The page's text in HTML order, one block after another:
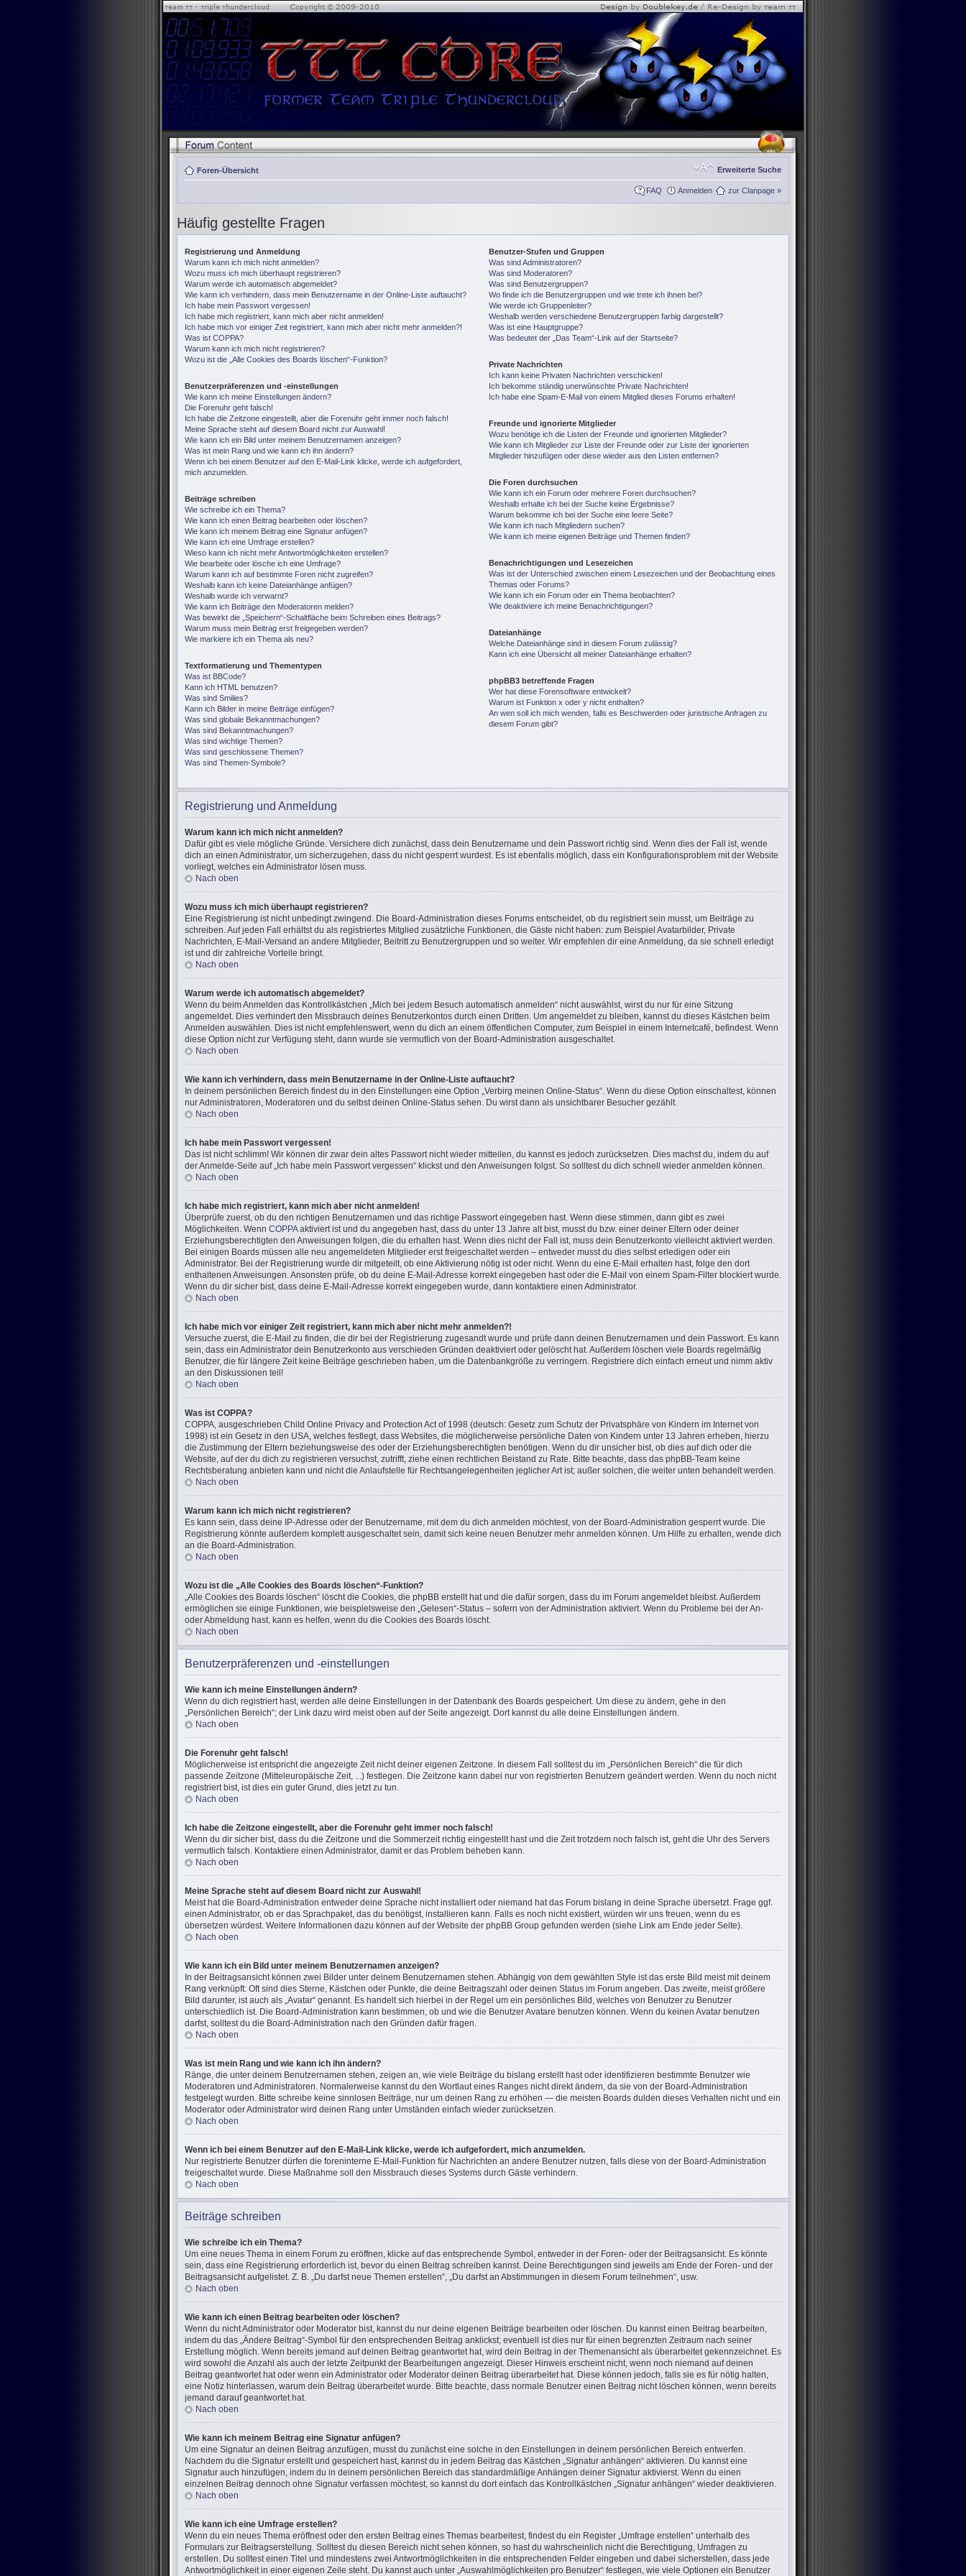
Foren-Übersicht Erweiterte Suche
FAQ Anmelden zur Clanpage »
Häufig gestellte Fragen
Registrierung und Anmeldung
Warum kann ich mich nicht anmelden?
Wozu muss ich mich überhaupt registrieren?
Warum werde ich automatisch abgemeldet?
Wie kann ich verhindern, dass mein Benutzername in der Online-Liste auftaucht?
Ich habe mein Passwort vergessen!
Ich habe mich registriert, kann mich aber nicht anmelden!
Ich habe mich vor einiger Zeit registriert, kann mich aber nicht mehr anmelden?!
Was ist COPPA?
Warum kann ich mich nicht registrieren?
Wozu ist die „Alle Cookies des Boards löschen“-Funktion?
Benutzerpräferenzen und -einstellungen
Wie kann ich meine Einstellungen ändern?
Die Forenuhr geht falsch!
Ich habe die Zeitzone eingestellt, aber die Forenuhr geht immer noch falsch!
Meine Sprache steht auf diesem Board nicht zur Auswahl!
Wie kann ich ein Bild unter meinem Benutzernamen anzeigen?
Was ist mein Rang und wie kann ich ihn ändern?
Wenn ich bei einem Benutzer auf den E-Mail-Link klicke, werde ich aufgefordert,
mich anzumelden.
Beiträge schreiben
Wie schreibe ich ein Thema?
Wie kann ich einen Beitrag bearbeiten oder löschen?
Wie kann ich meinem Beitrag eine Signatur anfügen?
Wie kann ich eine Umfrage erstellen?
Wieso kann ich nicht mehr Antwortmöglichkeiten erstellen?
Wie bearbeite oder lösche ich eine Umfrage?
Warum kann ich auf bestimmte Foren nicht zugreifen?
Weshalb kann ich keine Dateianhänge anfügen?
Weshalb wurde ich verwarnt?
Wie kann ich Beiträge den Moderatoren melden?
Was bewirkt die „Speichern“-Schaltfläche beim Schreiben eines Beitrags?
Warum muss mein Beitrag erst freigegeben werden?
Wie markiere ich ein Thema als neu?
Textformatierung und Thementypen
Was ist BBCode?
Kann ich HTML benutzen?
Was sind Smilies?
Kann ich Bilder in meine Beiträge einfügen?
Was sind globale Bekanntmachungen?
Was sind Bekanntmachungen?
Was sind wichtige Themen?
Was sind geschlossene Themen?
Was sind Themen-Symbole?
Benutzer-Stufen und Gruppen
Was sind Administratoren?
Was sind Moderatoren?
Was sind Benutzergruppen?
Wo finde ich die Benutzergruppen und wie trete ich ihnen bei?
Wie werde ich Gruppenleiter?
Weshalb werden verschiedene Benutzergruppen farbig dargestellt?
Was ist eine Hauptgruppe?
Was bedeutet der „Das Team“-Link auf der Startseite?
Private Nachrichten
Ich kann keine Privaten Nachrichten verschicken!
Ich bekomme ständig unerwünschte Private Nachrichten!
Ich habe eine Spam-E-Mail von einem Mitglied dieses Forums erhalten!
Freunde und ignorierte Mitglieder
Wozu benötige ich die Listen der Freunde und ignorierten Mitglieder?
Wie kann ich Mitglieder zur Liste der Freunde oder zur Liste der ignorierten
Mitglieder hinzufügen oder diese wieder aus den Listen entfernen?
Die Foren durchsuchen
Wie kann ich ein Forum oder mehrere Foren durchsuchen?
Weshalb erhalte ich bei der Suche keine Ergebnisse?
Warum bekomme ich bei der Suche eine leere Seite?
Wie kann ich nach Mitgliedern suchen?
Wie kann ich meine eigenen Beiträge und Themen finden?
Benachrichtigungen und Lesezeichen
Was ist der Unterschied zwischen einem Lesezeichen und der Beobachtung eines
Themas oder Forums?
Wie kann ich ein Forum oder ein Thema beobachten?
Wie deaktiviere ich meine Benachrichtigungen?
Dateianhänge
Welche Dateianhänge sind in diesem Forum zulässig?
Kann ich eine Übersicht all meiner Dateianhänge erhalten?
phpBB3 betreffende Fragen
Wer hat diese Forensoftware entwickelt?
Warum ist Funktion x oder y nicht enthalten?
An wen soll ich mich wenden, falls es Beschwerden oder juristische Anfragen zu
diesem Forum gibt?
Registrierung und Anmeldung
Warum kann ich mich nicht anmelden?
Dafür gibt es viele mögliche Gründe. Versichere dich zunächst, dass dein Benutzername und dein Passwort richtig sind. Wenn dies der Fall ist, wende
dich an einen Administrator, um sicherzugehen, dass du nicht gesperrt wurdest. Es ist ebenfalls möglich, dass ein Konfigurationsproblem mit der Website
vorliegt, welches ein Administrator lösen muss.
Nach oben
Wozu muss ich mich überhaupt registrieren?
Eine Registrierung ist nicht unbedingt zwingend. Die Board-Administration dieses Forums entscheidet, ob du registriert sein musst, um Beiträge zu
schreiben. Auf jeden Fall erhältst du als registriertes Mitglied zusätzliche Funktionen, die Gäste nicht haben: zum Beispiel Avatarbilder, Private
Nachrichten, E-Mail-Versand an andere Mitglieder, Beitritt zu Benutzergruppen und so weiter. Wir empfehlen dir eine Anmeldung, da sie schnell erledigt
ist und dir zahlreiche Vorteile bringt.
Nach oben
Warum werde ich automatisch abgemeldet?
Wenn du beim Anmelden das Kontrollkästchen „Mich bei jedem Besuch automatisch anmelden“ nicht auswählst, wirst du nur für eine Sitzung
angemeldet. Dies verhindert den Missbrauch deines Benutzerkontos durch einen Dritten. Um angemeldet zu bleiben, kannst du dieses Kästchen beim
Anmelden auswählen. Dies ist nicht empfehlenswert, wenn du dich an einem öffentlichen Computer, zum Beispiel in einem Internetcafé, befindest. Wenn
diese Option nicht zur Verfügung steht, dann wurde sie vermutlich von der Board-Administration ausgeschaltet.
Nach oben
Wie kann ich verhindern, dass mein Benutzername in der Online-Liste auftaucht?
In deinem persönlichen Bereich findest du in den Einstellungen eine Option „Verbirg meinen Online-Status“. Wenn du diese Option einschaltest, können
nur Administratoren, Moderatoren und du selbst deinen Online-Status sehen. Du wirst dann als unsichtbarer Besucher gezählt.
Nach oben
Ich habe mein Passwort vergessen!
Das ist nicht schlimm! Wir können dir zwar dein altes Passwort nicht wieder mitteilen, du kannst es jedoch zurücksetzen. Dies machst du, indem du auf
der Anmelde-Seite auf „Ich habe mein Passwort vergessen“ klickst und den Anweisungen folgst. So solltest du dich schnell wieder anmelden können.
Nach oben
Ich habe mich registriert, kann mich aber nicht anmelden!
Überprüfe zuerst, ob du den richtigen Benutzernamen und das richtige Passwort eingegeben hast. Wenn diese stimmen, dann gibt es zwei
Möglichkeiten. Wenn COPPAaktiviert ist und du angegeben hast, dass du unter 13 Jahre alt bist, musst du bzw. einer deiner Eltern oder deiner
Erziehungsberechtigten den Anweisungen folgen, die du erhalten hast. Wenn dies nicht der Fall ist, muss dein Benutzerkonto vielleicht aktiviert werden.
Bei einigen Boards müssen alle neu angemeldeten Mitglieder erst freigeschaltet werden – entweder musst du dies selbst erledigen oder ein
Administrator. Bei der Registrierung wurde dir mitgeteilt, ob eine Aktivierung nötig ist oder nicht. Wenn du eine E-Mail erhalten hast, folge den dort
enthaltenen Anweisungen. Ansonsten prüfe, ob du deine E-Mail-Adresse korrekt eingegeben hast oder die E-Mail von einem Spam-Filter blockiert wurde.
Wenn du dir sicher bist, dass deine E-Mail-Adresse korrekt eingegeben wurde, dann kontaktiere einen Administrator.
Nach oben
Ich habe mich vor einiger Zeit registriert, kann mich aber nicht mehr anmelden?!
Versuche zuerst, die E-Mail zu finden, die dir bei der Registrierung zugesandt wurde und prüfe dann deinen Benutzernamen und dein Passwort. Es kann
sein, dass ein Administrator dein Benutzerkonto aus verschieden Gründen deaktiviert oder gelöscht hat. Außerdem löschen viele Boards regelmäßig
Benutzer, die für längere Zeit keine Beiträge geschrieben haben, um die Datenbankgröße zu verringern. Registriere dich einfach erneut und nimm aktiv
an den Diskussionen teil!
Nach oben
Was ist COPPA?
COPPA, ausgeschrieben Child Online Privacy and Protection Act of 1998 (deutsch: Gesetz zum Schutz der Privatsphäre von Kindern im Internet von
1998) ist ein Gesetz in den USA, welches festlegt, dass Websites, die möglicherweise persönliche Daten von Kindern unter 13 Jahren erheben, hierzu
die Zustimmung der Eltern beziehungsweise des oder der Erziehungsberechtigten benötigen. Wenn du dir unsicher bist, ob dies auf dich oder die
Website, auf der du dich zu registrieren versuchst, zutrifft, ziehe einen rechtlichen Beistand zu Rate. Bitte beachte, dass das phpBB-Team keine
Rechtsberatung anbieten kann und nicht die Anlaufstelle für Rechtsangelegenheiten jeglicher Art ist; außer solchen, die weiter unten behandelt werden.
Nach oben
Warum kann ich mich nicht registrieren?
Es kann sein, dass deine IP-Adresse oder der Benutzername, mit dem du dich anmelden möchtest, von der Board-Administration gesperrt wurde. Die
Registrierung könnte außerdem komplett ausgeschaltet sein, damit sich keine neuen Benutzer mehr anmelden können. Um Hilfe zu erhalten, wende dich
an die Board-Administration.
Nach oben
Wozu ist die „Alle Cookies des Boards löschen“-Funktion?
„Alle Cookies des Boards löschen“ löscht die Cookies, die phpBB erstellt hat und die dafür sorgen, dass du im Forum angemeldet bleibst. Außerdem
ermöglichen sie einige Funktionen, wie beispielsweise den „Gelesen“-Status – sofern von der Administration aktiviert. Wenn du Probleme bei der An-
oder Abmeldung hast, kann es helfen, wenn du die Cookies des Boards löscht.
Nach oben
Benutzerpräferenzen und -einstellungen
Wie kann ich meine Einstellungen ändern?
Wenn du dich registriert hast, werden alle deine Einstellungen in der Datenbank des Boards gespeichert. Um diese zu ändern, gehe in den
„Persönlichen Bereich“; der Link dazu wird meist oben auf der Seite angezeigt. Dort kannst du alle deine Einstellungen ändern.
Nach oben
Die Forenuhr geht falsch!
Möglicherweise ist entspricht die angezeigte Zeit nicht deiner eigenen Zeitzone. In diesem Fall solltest du im „Persönlichen Bereich“ die für dich
passende Zeitzone (Mitteleuropäische Zeit, ...) festlegen. Die Zeitzone kann dabei nur von registrierten Benutzern geändert werden. Wenn du noch nicht
registriert bist, ist dies ein guter Grund, dies jetzt zu tun.
Nach oben
Ich habe die Zeitzone eingestellt, aber die Forenuhr geht immer noch falsch!
Wenn du dir sicher bist, dass du die Zeitzone und die Sommerzeit richtig eingestellt hast und die Zeit trotzdem noch falsch ist, geht die Uhr des Servers
vermutlich falsch. Kontaktiere einen Administrator, damit er das Problem beheben kann.
Nach oben
Meine Sprache steht auf diesem Board nicht zur Auswahl!
Meist hat die Board-Administration entweder deine Sprache nicht installiert oder niemand hat das Forum bislang in deine Sprache übersetzt. Frage ggf.
einen Administrator, ob er das Sprachpaket, das du benötigst, installieren kann. Falls es noch nicht existiert, würden wir uns freuen, wenn du es
übersetzen würdest. Weitere Informationen dazu können auf der Website der phpBB Group gefunden werden (siehe Link am Ende jeder Seite).
Nach oben
Wie kann ich ein Bild unter meinem Benutzernamen anzeigen?
In der Beitragsansicht können zwei Bilder unter deinem Benutzernamen stehen. Abhängig von dem gewählten Style ist das erste Bild meist mit deinem
Rang verknüpft: Oft sind dies Sterne, Kästchen oder Punkte, die deine Beitragszahl oder deinen Status im Forum angeben. Das zweite, meist größere
Bild darunter, ist auch als „Avatar“ genannt. Es handelt sich hierbei in der Regel um ein persönliches Bild, welches von Benutzer zu Benutzer
unterschiedlich ist. Die Board-Administration kann bestimmen, ob und wie die Benutzer Avatare benutzen können. Wenn du keinen Avatar benutzen
darfst, solltest du die Board-Administration nach den Gründen dafür fragen.
Nach oben
Was ist mein Rang und wie kann ich ihn ändern?
Ränge, die unter deinem Benutzernamen stehen, zeigen an, wie viele Beiträge du bislang erstellt hast oder identifizieren bestimmte Benutzer wie
Moderatoren und Administratoren. Normalerweise kannst du den Wortlaut eines Ranges nicht direkt ändern, da sie von der Board-Administration
festgelegt wurden. Bitte schreibe keine sinnlosen Beiträge, nur um deinen Rang zu erhöhen — die meisten Boards dulden dieses Verhalten nicht und ein
Moderator oder Administrator wird deinen Rang unter Umständen einfach wieder zurücksetzen.
Nach oben
Wenn ich bei einem Benutzer auf den E-Mail-Link klicke, werde ich aufgefordert, mich anzumelden.
Nur registrierte Benutzer dürfen die foreninterne E-Mail-Funktion für Nachrichten an andere Benutzer nutzen, falls diese von der Board-Administration
freigeschaltet wurde. Diese Maßnahme soll den Missbrauch dieses Systems durch Gäste verhindern.
Nach oben
Beiträge schreiben
Wie schreibe ich ein Thema?
Um eine neues Thema in einem Forum zu eröffnen, klicke auf das entsprechende Symbol, entweder in der Foren- oder der Beitragsansicht. Es könnte
sein, dass eine Registrierung erforderlich ist, bevor du einen Beitrag schreiben kannst. Deine Berechtigungen sind jeweils am Ende der Foren- und der
Beitragsansicht aufgelistet. Z. B. „Du darfst neue Themen erstellen“, „Du darfst an Abstimmungen in diesem Forum teilnehmen“, usw.
Nach oben
Wie kann ich einen Beitrag bearbeiten oder löschen?
Wenn du nicht Administrator oder Moderator bist, kannst du nur deine eigenen Beiträge bearbeiten oder löschen. Du kannst einen Beitrag bearbeiten,
indem du das „Ändere Beitrag“-Symbol für den entsprechenden Beitrag anklickst; eventuell ist dies nur für einen begrenzten Zeitraum nach seiner
Erstellung möglich. Wenn bereits jemand auf deinen Beitrag geantwortet hat, wird dein Beitrag in der Themenansicht als überarbeitet gekennzeichnet. Es
wird sowohl die Anzahl als auch der letzte Zeitpunkt der Bearbeitungen angezeigt. Dieser Hinweis erscheint nicht, wenn noch niemand auf deinen
Beitrag geantwortet hat oder wenn ein Administrator oder Moderator deinen Beitrag überarbeitet hat. Diese können jedoch, falls sie es für nötig halten,
eine Notiz hinterlassen, warum dein Beitrag überarbeitet wurde. Bitte beachte, dass normale Benutzer einen Beitrag nicht löschen können, wenn bereits
jemand darauf geantwortet hat.
Nach oben
Wie kann ich meinem Beitrag eine Signatur anfügen?
Um eine Signatur an deinen Beitrag anzufügen, musst du zunächst eine solche in den Einstellungen in deinem persönlichen Bereich entwerfen.
Nachdem du die Signatur erstellt und gespeichert hast, kannst du in jedem Beitrag das Kästchen „Signatur anhängen“ aktivieren. Du kannst eine
Signatur auch hinzufügen, indem du in deinem persönlichen Bereich das standardmäßige Anhängen deiner Signatur aktivierst. Wenn du einen
einzelnen Beitrag dennoch ohne Signatur verfassen möchtest, so kannst du dort einfach das Kontrollkästchen „Signatur anhängen“ wieder deaktivieren.
Nach oben
Wie kann ich eine Umfrage erstellen?
Wenn du ein neues Thema eröffnest oder den ersten Beitrag eines Themas bearbeitest, findest du ein Register „Umfrage erstellen“ unterhalb des
Formulars zur Beitragserstellung. Solltest du diesen Bereich nicht sehen können, so hast du wahrscheinlich nicht die Berechtigung, Umfragen zu
erstellen. Du solltest einen Titel und mindestens zwei Antwortmöglichkeiten in die entsprechenden Felder eingeben und dabei sicherstellen, dass jede
Antwortmöglichkeit in einer eigenen Zeile steht. Du kannst auch unter „Auswahlmöglichkeiten pro Benutzer“ festlegen, wie viele Optionen ein Benutzer